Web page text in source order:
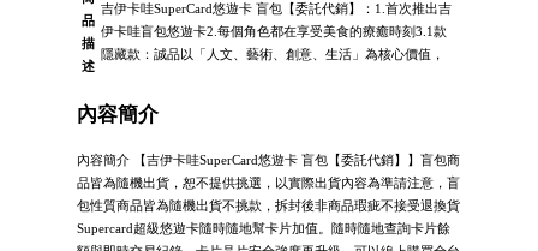
品
描
述
吉伊卡哇SuperCard悠遊卡 盲包【委託代銷】：1.首次推出吉
伊卡哇盲包悠遊卡2.每個角色都在享受美食的療癒時刻3.1款
隱藏款：誠品以「人文、藝術、創意、生活」為核心價值，
內容簡介
內容簡介 【吉伊卡哇SuperCard悠遊卡 盲包【委託代銷】】盲包商
品皆為隨機出貨，恕不提供挑選，以實際出貨內容為準請注意，盲
包性質商品皆為隨機出貨不挑款，拆封後非商品瑕疵不接受退換貨
Supercard超級悠遊卡隨時隨地幫卡片加值。隨時隨地查詢卡片餘